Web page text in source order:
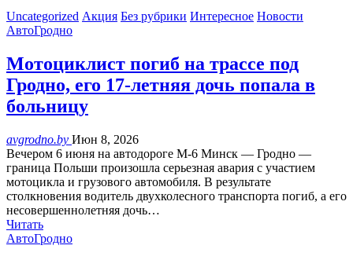
Uncategorized Акция Без рубрики Интересное Новости
АвтоГродно
Мотоциклист погиб на трассе под
Гродно, его 17-летняя дочь попала в
больницу
avgrodno.by Июн 8, 2026
Вечером 6 июня на автодороге М-6 Минск — Гродно —
граница Польши произошла серьезная авария с участием
мотоцикла и грузового автомобиля. В результате
столкновения водитель двухколесного транспорта погиб, а его
несовершеннолетняя дочь…
Читать
АвтоГродно